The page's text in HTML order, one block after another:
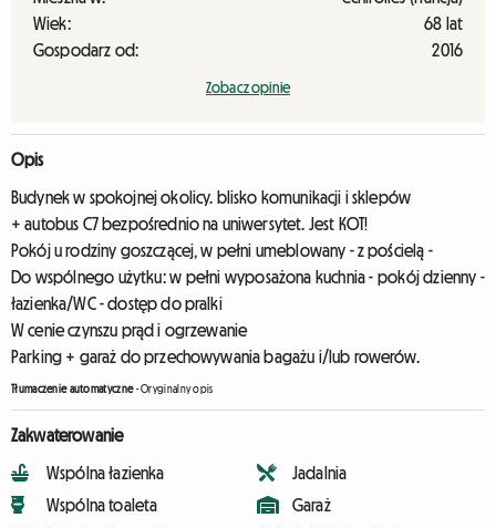
Wiek:
68 lat
Gospodarz od:
2016
Zobacz opinie
Opis
Budynek w spokojnej okolicy. blisko komunikacji i sklepów
+ autobus C7 bezpośrednio na uniwersytet. Jest KOT!
Pokój u rodziny goszczącej, w pełni umeblowany - z pościelą -
Do wspólnego użytku: w pełni wyposażona kuchnia - pokój dzienny -
łazienka/WC - dostęp do pralki
W cenie czynszu prąd i ogrzewanie
Parking + garaż do przechowywania bagażu i/lub rowerów.
Tłumaczenie automatyczne-Oryginalny opis
Zakwaterowanie
Wspólna łazienka
Wspólna toaleta
Jadalnia
Garaż